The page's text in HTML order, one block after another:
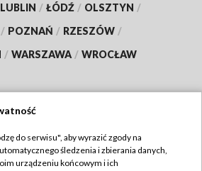
LUBLIN / ŁÓDŹ / OLSZTYN /
/ POZNAŃ / RZESZÓW /
/ WARSZAWA / WROCŁAW
TVP
do serwisu", aby wyrazić zgody na
śledzenia i zbierania danych,
urządzeniu końcowym i ich